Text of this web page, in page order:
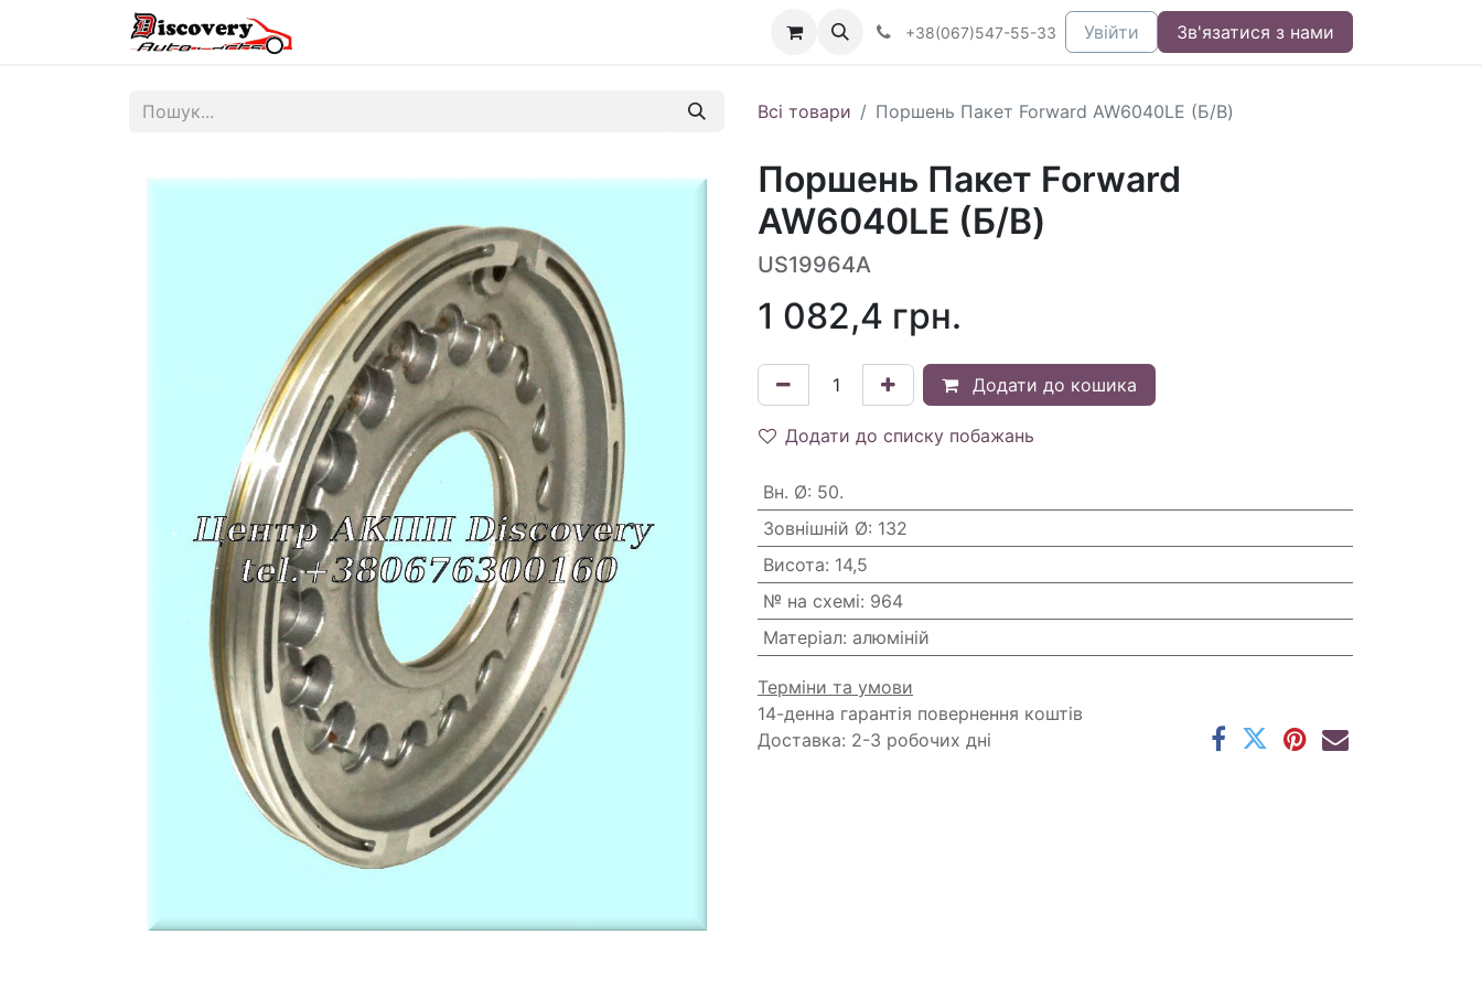
+38(067)547-55-33 Увійти Зв'язатися з нами
Всі товари Поршень Пакет Forward AW6040LE (Б/В)
Поршень Пакет Forward
AW6040LE (Б/В)
US19964A
1 082,4 грн.
Додати до кошика
Додати до списку побажань
Вн. Ø: 50.
Зовнішній Ø: 132
Висота: 14,5
№ на схемі: 964
Матеріал: алюміній
Терміни та умови
14-денна гарантія повернення коштів
Доставка: 2-3 робочих дні